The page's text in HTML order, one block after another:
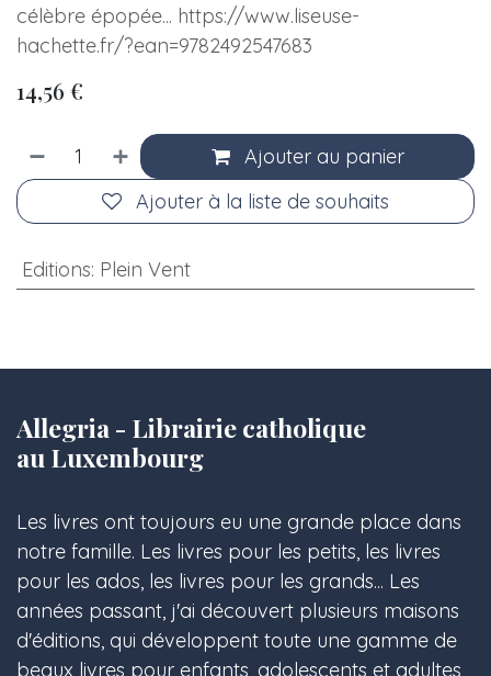
célèbre épopée... https://www.liseuse-
hachette.fr/?ean=9782492547683
14,56 €
Ajouter au panier
Ajouter à la liste de souhaits
Editions: Plein Vent
Allegria - Librairie catholique
au Luxembourg
Les livres ont toujours eu une grande place dans
notre famille. Les livres pour les petits, les livres
pour les ados, les livres pour les grands... Les
années passant, j'ai découvert plusieurs maisons
d'éditions, qui développent toute une gamme de
beaux livres pour enfants, adolescents et adultes,